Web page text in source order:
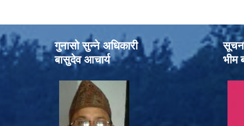
गुनासो सुन्‍ने अधिकारी
बासुदेव आचार्य
भीम